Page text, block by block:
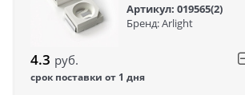
Артикул: 019565(2)
Бренд: Arlight
4.3 руб.
срок поставки от 1 дня